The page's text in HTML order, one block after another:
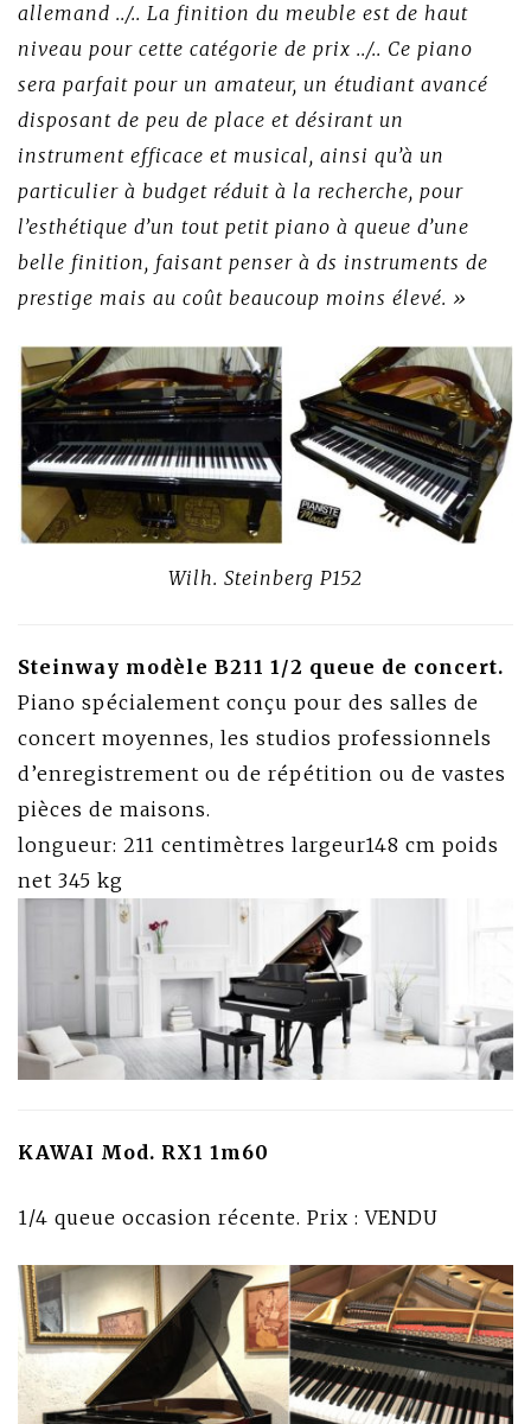
allemand ../.. La finition du meuble est de haut
niveau pour cette catégorie de prix ../.. Ce piano
sera parfait pour un amateur, un étudiant avancé
disposant de peu de place et désirant un
instrument efficace et musical, ainsi qu’à un
particulier à budget réduit à la recherche, pour
l’esthétique d’un tout petit piano à queue d’une
belle finition, faisant penser à ds instruments de
prestige mais au coût beaucoup moins élevé. »
Wilh. Steinberg P152
Steinway modèle B211 1/2 queue de concert.
Piano spécialement conçu pour des salles de
concert moyennes, les studios professionnels
d’enregistrement ou de répétition ou de vastes
pièces de maisons.
longueur: 211 centimètres largeur148 cm poids
net 345 kg
KAWAI Mod. RX1 1m60
1/4 queue occasion récente. Prix : VENDU